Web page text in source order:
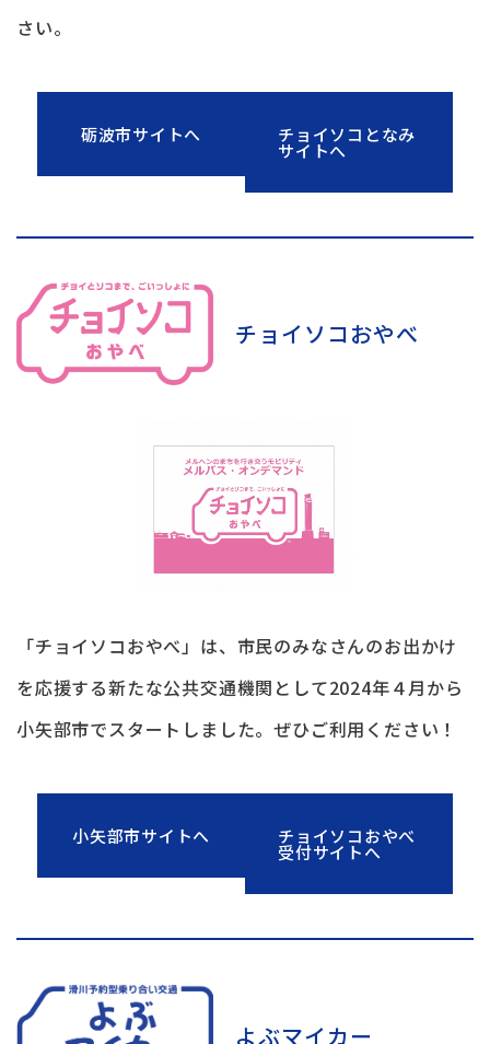
さい。
砺波市サイトへ チョイソコとなみ
サイトへ
チョイソコおやべ
「チョイソコおやべ」は、市民のみなさんのお出かけ
を応援する新たな公共交通機関として2024年４月から
小矢部市でスタートしました。ぜひご利用ください！
小矢部市サイトへ チョイソコおやべ
受付サイトへ
よぶマイカー